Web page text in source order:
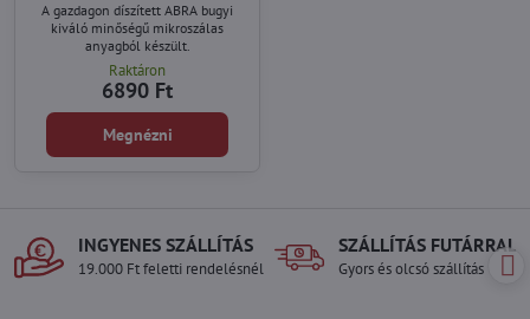
A gazdagon díszített ABRA bugyi
kiváló minőségű mikroszálas
anyagból készült.
Raktáron
6890 Ft
Megnézni
INGYENES SZÁLLÍTÁS
19.000 Ft feletti rendelésnél
SZÁLLÍTÁS FUTÁRRAL
Gyors és olcsó szállítás